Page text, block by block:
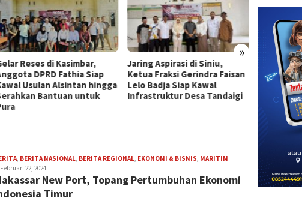
»
Reses di Kasimbar,
DPRD Fathia Siap
Usulan Alsintan hingga
Bantuan untuk
Jaring Aspirasi di Siniu,
Ketua Fraksi Gerindra Faisan
Lelo Badja Siap Kawal
Infrastruktur Desa Tandaigi
A.M
PKK
Kegiatan
, BERITA NASIONAL, BERITA REGIONAL, EKONOMI & BISNIS, MARITIM
Februari 22, 2024
New Port, Topang Pertumbuhan Ekonomi
Timur